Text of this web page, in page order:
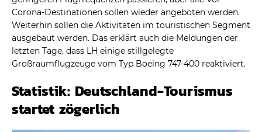
Corona-Destinationen sollen wieder angeboten werden.
Weiterhin sollen die Aktivitäten im touristischen Segment
ausgebaut werden. Das erklärt auch die Meldungen der
letzten Tage, dass LH einige stillgelegte
Großraumflugzeuge vom Typ Boeing 747-400 reaktiviert.
Statistik: Deutschland-Tourismus
startet zögerlich